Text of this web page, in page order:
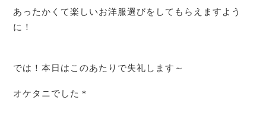
あったかくて楽しいお洋服選びをしてもらえますよう
に！
では！本日はこのあたりで失礼します～
オケタニでした＊